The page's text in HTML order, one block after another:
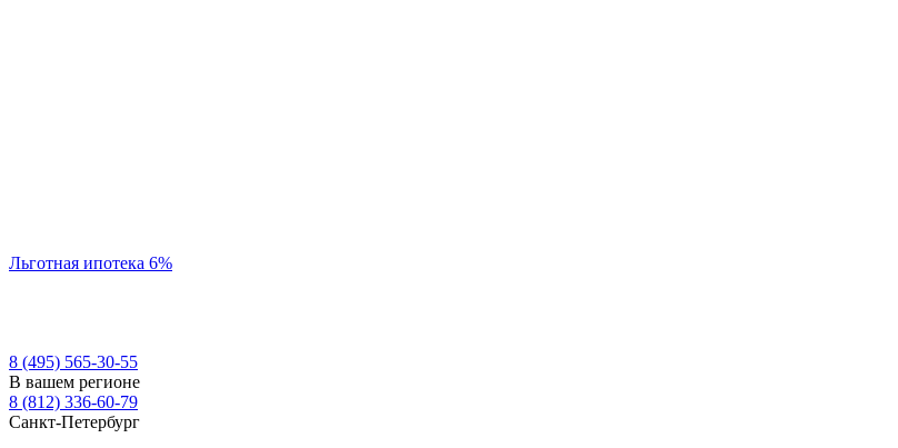
Льготная ипотека 6%
8 (495) 565-30-55
В вашем регионе
8 (812) 336-60-79
Санкт-Петербург